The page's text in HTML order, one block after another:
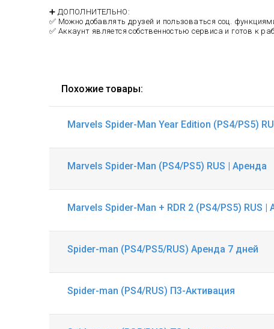
➕ ДОПОЛНИТЕЛЬНО:
✅ Можно добавлять друзей и пользоваться соц.
✅ Аккаунт является собственностью сервиса и готов к
Похожие товары:
Marvels Spider-Man Year Edition (PS4/PS5)
Marvels Spider-Man (PS4/PS5) RUS | Аренда
Marvels Spider-Man + RDR 2 (PS4/PS5) RUS |
Spider-man (PS4/PS5/RUS) Аренда 7 дней
Spider-man (PS4/RUS) П3-Активация